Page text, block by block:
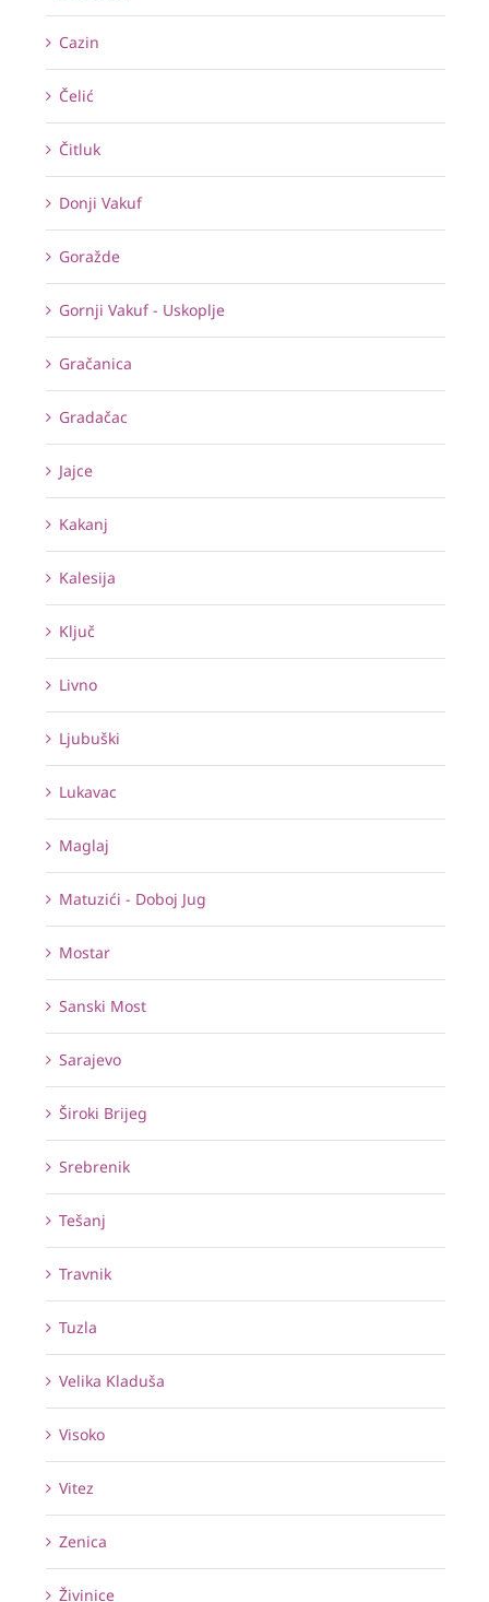
Cazin
Čelić
Čitluk
Donji Vakuf
Goražde
Gornji Vakuf - Uskoplje
Gračanica
Gradačac
Jajce
Kakanj
Kalesija
Ključ
Livno
Ljubuški
Lukavac
Maglaj
Matuzići - Doboj Jug
Mostar
Sanski Most
Sarajevo
Široki Brijeg
Srebrenik
Tešanj
Travnik
Tuzla
Velika Kladuša
Visoko
Vitez
Zenica
Živinice